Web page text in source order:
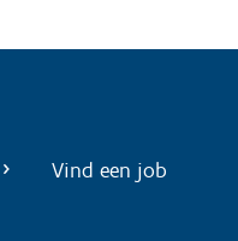
Vind een job